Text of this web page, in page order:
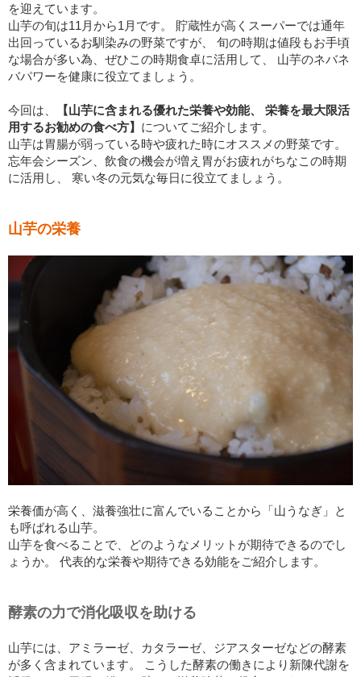
を迎えています。
山芋の旬は11月から1月です。 貯蔵性が高くスーパーでは通年
出回っているお馴染みの野菜ですが、 旬の時期は値段もお手頃
な場合が多い為、ぜひこの時期食卓に活用して、 山芋のネバネ
バパワーを健康に役立てましょう。
今回は、
【山芋に含まれる優れた栄養や効能、 栄養を最大限活
用するお勧めの食べ方】 についてご紹介します。
山芋は胃腸が弱っている時や疲れた時にオススメの野菜です。
忘年会シーズン、飲食の機会が増え胃がお疲れがちなこの時期
に活用し、 寒い冬の元気な毎日に役立てましょう。
山芋の栄養
栄養価が高く、滋養強壮に富んでいることから「山うなぎ」と
も呼ばれる山芋。
山芋を食べることで、どのようなメリットが期待できるのでし
ょうか。 代表的な栄養や期待できる効能をご紹介します。
酵素の力で消化吸収を助ける
山芋には、アミラーゼ、カタラーゼ、ジアスターゼなどの酵素
が多く含まれています。 こうした酵素の働きにより新陳代謝を